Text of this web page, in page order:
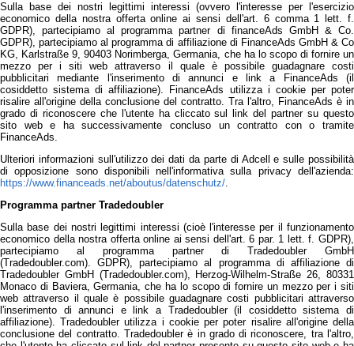
Sulla base dei nostri legittimi interessi (ovvero l'interesse per l'esercizio
economico della nostra offerta online ai sensi dell'art. 6 comma 1 lett. f.
GDPR), partecipiamo al programma partner di financeAds GmbH & Co.
GDPR), partecipiamo al programma di affiliazione di FinanceAds GmbH & Co
KG, Karlstraße 9, 90403 Norimberga, Germania, che ha lo scopo di fornire un
mezzo per i siti web attraverso il quale è possibile guadagnare costi
pubblicitari mediante l'inserimento di annunci e link a FinanceAds (il
cosiddetto sistema di affiliazione). FinanceAds utilizza i cookie per poter
risalire all'origine della conclusione del contratto. Tra l'altro, FinanceAds è in
grado di riconoscere che l'utente ha cliccato sul link del partner su questo
sito web e ha successivamente concluso un contratto con o tramite
FinanceAds.
Ulteriori informazioni sull'utilizzo dei dati da parte di Adcell e sulle possibilità
di opposizione sono disponibili nell'informativa sulla privacy dell'azienda:
https://www.financeads.net/aboutus/datenschutz/.
Programma partner Tradedoubler
Sulla base dei nostri legittimi interessi (cioè l'interesse per il funzionamento
economico della nostra offerta online ai sensi dell'art. 6 par. 1 lett. f. GDPR),
partecipiamo al programma partner di Tradedoubler GmbH
(Tradedoubler.com). GDPR), partecipiamo al programma di affiliazione di
Tradedoubler GmbH (Tradedoubler.com), Herzog-Wilhelm-Straße 26, 80331
Monaco di Baviera, Germania, che ha lo scopo di fornire un mezzo per i siti
web attraverso il quale è possibile guadagnare costi pubblicitari attraverso
l'inserimento di annunci e link a Tradedoubler (il cosiddetto sistema di
affiliazione). Tradedoubler utilizza i cookie per poter risalire all'origine della
conclusione del contratto. Tradedoubler è in grado di riconoscere, tra l'altro,